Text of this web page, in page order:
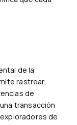
rastrear,
de
transacción
de